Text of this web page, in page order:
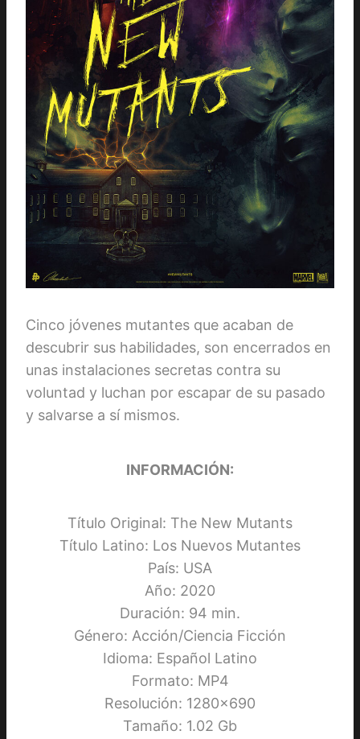
Cinco jóvenes mutantes que acaban de
descubrir sus habilidades, son encerrados en
unas instalaciones secretas contra su
voluntad y luchan por escapar de su pasado
y salvarse a sí mismos.
INFORMACIÓN:
Título Original: The New Mutants
Título Latino: Los Nuevos Mutantes
País: USA
Año: 2020
Duración: 94 min.
Género: Acción/Ciencia Ficción
Idioma: Español Latino
Formato: MP4
Resolución: 1280×690
Tamaño: 1.02 Gb